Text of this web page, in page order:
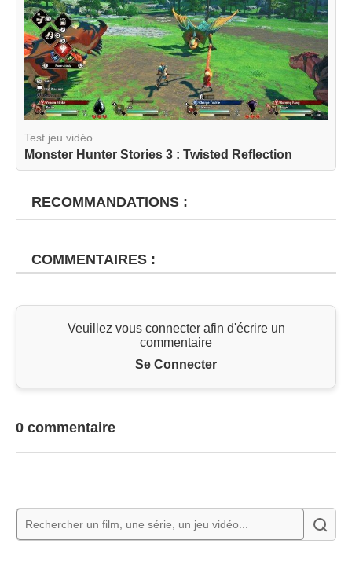
Test jeu vidéo
Monster Hunter Stories 3 : Twisted Reflection
RECOMMANDATIONS :
COMMENTAIRES :
Veuillez vous connecter afin d'écrire un
commentaire
Se Connecter
0 commentaire